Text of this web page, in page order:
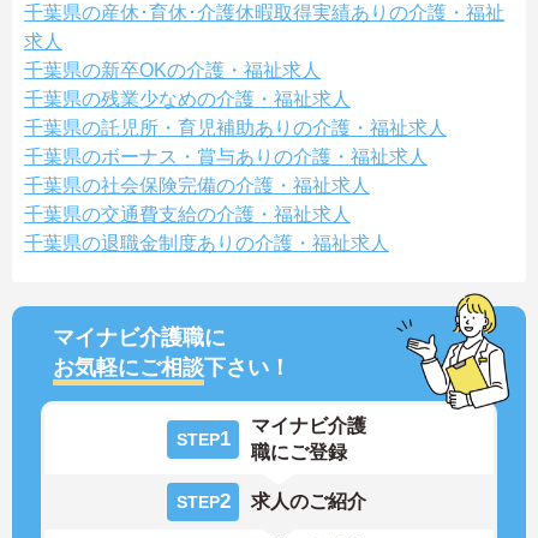
千葉県の産休･育休･介護休暇取得実績ありの介護・福祉
求人
千葉県の新卒OKの介護・福祉求人
千葉県の残業少なめの介護・福祉求人
千葉県の託児所・育児補助ありの介護・福祉求人
千葉県のボーナス・賞与ありの介護・福祉求人
千葉県の社会保険完備の介護・福祉求人
千葉県の交通費支給の介護・福祉求人
千葉県の退職金制度ありの介護・福祉求人
マイナビ介護職に
お気軽にご相談下さい！
STEP1
マイナビ介護
職にご登録
STEP2 求人のご紹介